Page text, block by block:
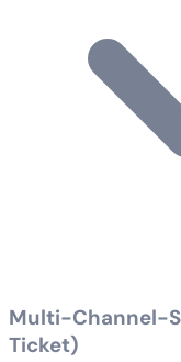
Multi-Channel-
Ticket)